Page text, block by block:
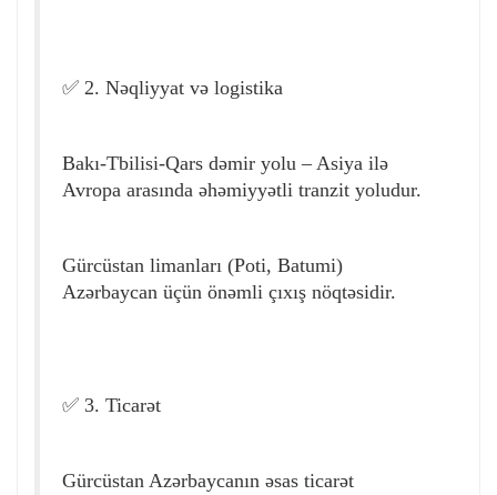
✅ 2. Nəqliyyat və logistika
Bakı-Tbilisi-Qars dəmir yolu – Asiya ilə
Avropa arasında əhəmiyyətli tranzit yoludur.
Gürcüstan limanları (Poti, Batumi)
Azərbaycan üçün önəmli çıxış nöqtəsidir.
✅ 3. Ticarət
Gürcüstan Azərbaycanın əsas ticarət